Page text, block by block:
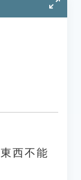
西不能